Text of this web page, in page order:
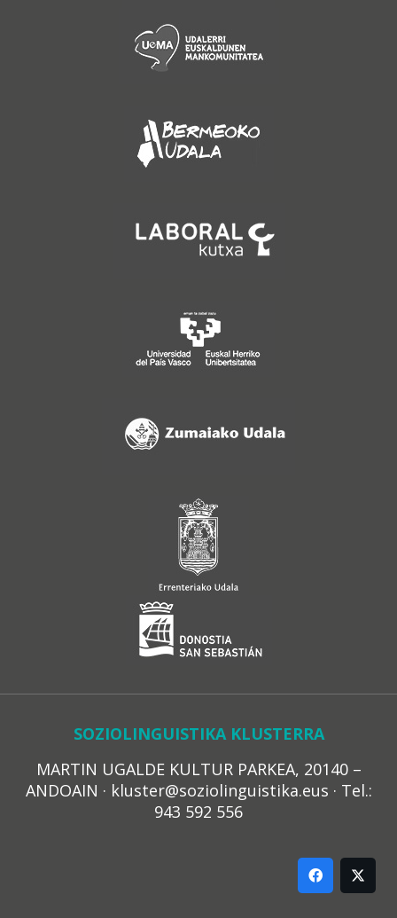
SOZIOLINGUISTIKA KLUSTERRA
MARTIN UGALDE KULTUR PARKEA, 20140 –
ANDOAIN · kluster@soziolinguistika.eus · Tel.:
943 592 556